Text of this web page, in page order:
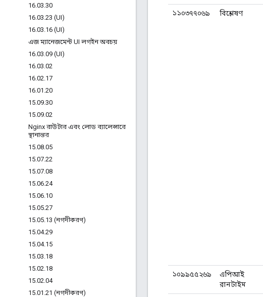
16.03.30
16.03.23 (UI)
16.03.16 (UI)
এজ ম্যানেজমেন্ট UI লগইন অবচয়
16.03.09 (UI)
16.03.02
16.02.17
16.01 .20
15.09.30
15.09.02
Nginx রাউটার এবং লোড ব্যালেন্সারে
স্থানান্তর
15.08.05
15.07.22
15.07.08
15.06.24
15.06.10
15.05.27
15.05.13 (নগদীকরণ)
15.04.29
15.04.15
15.03.18
15.02.18
15.02.04
15.01 .21 (নগদীকরণ)
১১০৩৭৭০৬৯ বিশ্লেষণ
১০৯৯৫৫২৬৯
এপিআই
রানটাইম